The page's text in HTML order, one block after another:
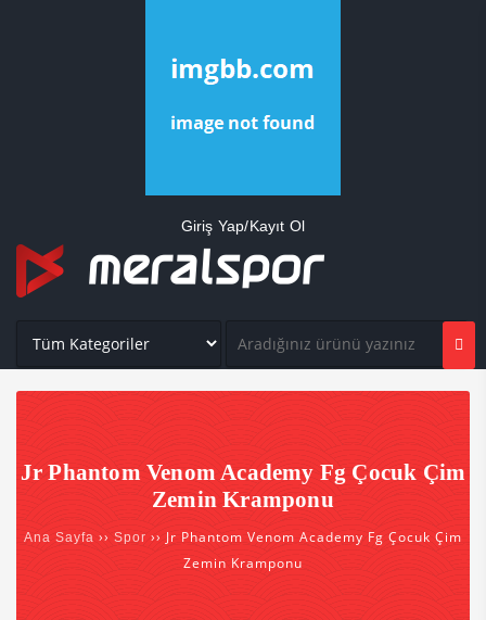
Giriş Yap/Kayıt Ol
Jr Phantom Venom Academy Fg Çocuk Çim
Zemin Kramponu
Ana Sayfa ›› Spor ›› Jr Phantom Venom Academy Fg Çocuk Çim
Zemin Kramponu